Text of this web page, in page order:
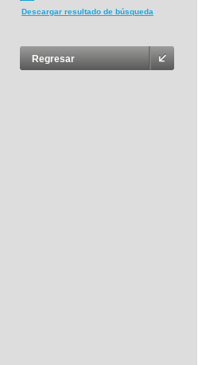
Descargar resultado de búsqueda
Regresar